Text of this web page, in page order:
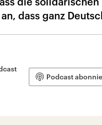
dass ganz
Podcast